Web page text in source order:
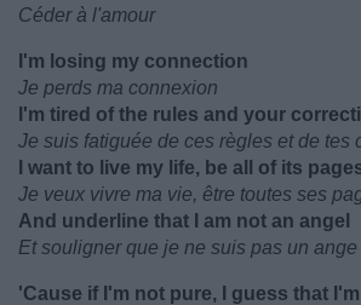
Céder à l'amour
I'm losing my connection
Je perds ma connexion
I'm tired of the rules and your
Je suis fatiguée de ces règles et de tes
I want to live my life, be all of its
Je veux vivre ma vie, être toutes ses
And underline that I am not an angel
Et souligner que je ne suis pas un ange
'Cause if I'm not pure, I guess that